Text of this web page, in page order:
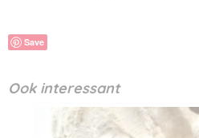
Save
Ook interessant